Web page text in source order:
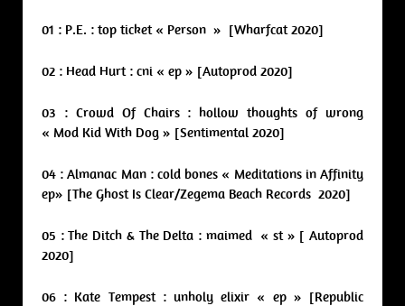
01 : P.E. : top ticket « Person » [Wharfcat 2020]
02 : Head Hurt : cni « ep » [Autoprod 2020]
03 : Crowd Of Chairs : hollow thoughts of wrong
« Mod Kid With Dog » [Sentimental 2020]
04 : Almanac Man : cold bones « Meditations in Affinity
ep» [The Ghost Is Clear/Zegema Beach Records 2020]
05 : The Ditch & The Delta : maimed « st » [ Autoprod
2020]
06 : Kate Tempest : unholy elixir « ep » [Republic